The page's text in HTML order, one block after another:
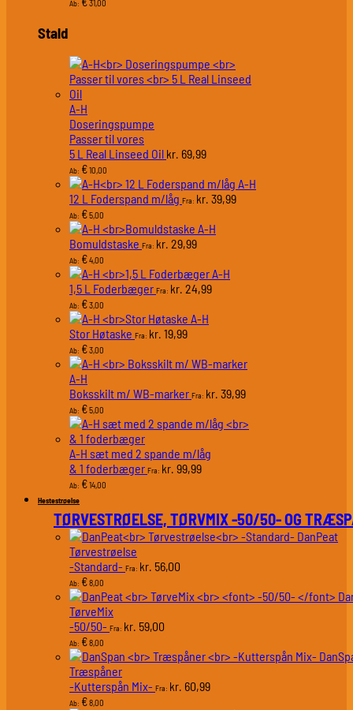
Ab: 31,00
Stald
A-H
Doseringspumpe
Passer til vores
5 L Real Linseed Oil kr. 69,99
Ab: €10,00
A-H
12 L Foderspand m/låg Fra: kr. 39,99
Ab: €5,00
A-H
Bomuldstaske Fra: kr. 29,99
Ab: €4,00
A-H
1,5 L Foderbæger Fra: kr. 24,99
Ab: €3,00
A-H
Stor Høtaske Fra: kr. 19,99
Ab: €3,00
A-H
Boksskilt m/ WB-marker Fra: kr. 39,99
Ab: €5,00
A-H sæt med 2 spande m/låg
& 1 foderbæger Fra: kr. 99,99
Ab: €14,00
Hestestrøelse
TØRVESTRØELSE, TØRVMIX -50/50- OG
DanPeat
Tørvestrøelse
-Standard- Fra: kr. 56,00
Ab: €8,00
TørveMix
-50/50- Fra: kr. 59,00
Ab: €8,00
Træspåner
-Kutterspån Mix- Fra: kr. 60,99
Ab: €8,00